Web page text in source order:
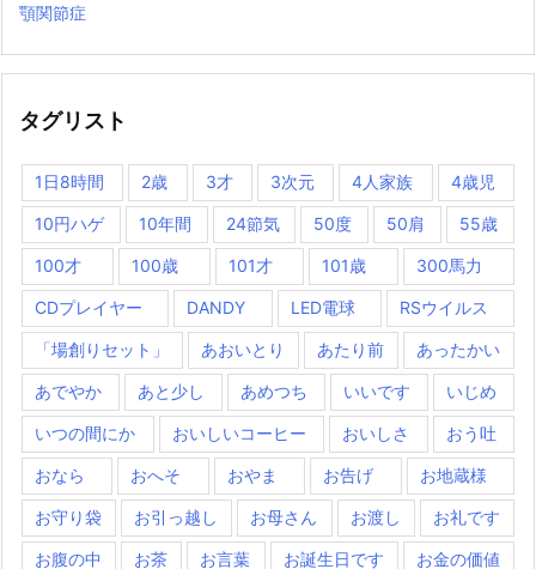
顎関節症
タグリスト
1日8時間 2歳 3才 3次元 4人家族 4歳児
10円ハゲ 10年間 24節気 50度 50肩 55歳
100才 100歳 101才 101歳 300馬力
CDプレイヤー DANDY LED電球 RSウイルス
「場創りセット」 あおいとり あたり前 あったかい
あでやか あと少し あめつち いいです いじめ
いつの間にか おいしいコーヒー おいしさ おう吐
おなら おへそ おやま お告げ お地蔵様
お守り袋 お引っ越し お母さん お渡し お礼です
お腹の中 お茶 お言葉 お誕生日です お金の価値